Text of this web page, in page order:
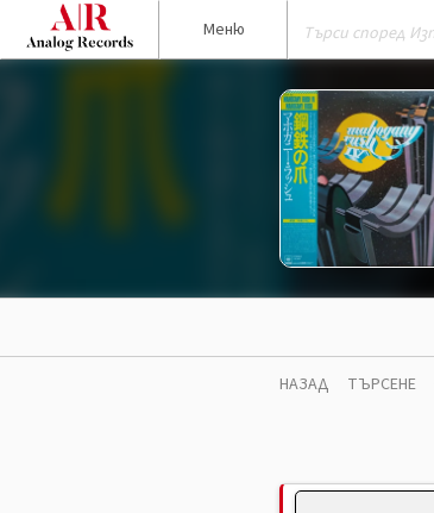
Меню
НАЗАД ТЪРСЕНЕ